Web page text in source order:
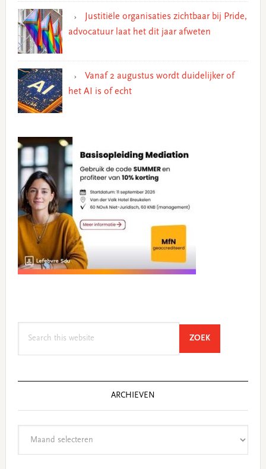
Justitiële organisaties zichtbaar bij Pride,
advocatuur laat het dit jaar afweten
Vanaf 2 augustus wordt duidelijker of
het AI is of echt
ZOEKSEARCH
ARCHIEVEN